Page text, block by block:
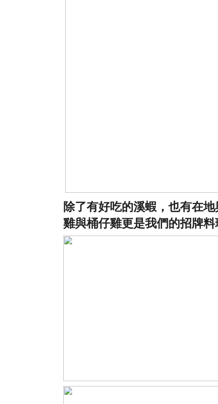
除了有好吃的溪蝦，也有在
雞與桶仔雞更是我們的招牌